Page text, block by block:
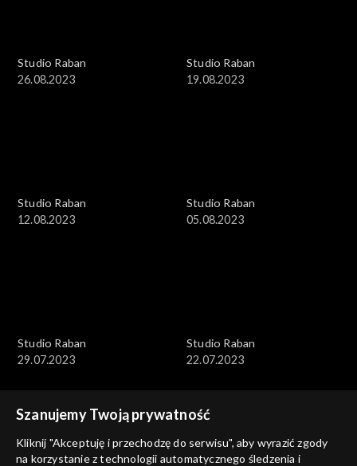
Studio Raban
26.08.2023
Studio Raban
19.08.2023
Studio Raban
12.08.2023
Studio Raban
05.08.2023
Studio Raban
29.07.2023
Studio Raban
22.07.2023
Szanujemy Twoją prywatność
Kliknij "Akceptuję i przechodzę do serwisu", aby wyrazić zgody
na korzystanie z technologii automatycznego śledzenia i